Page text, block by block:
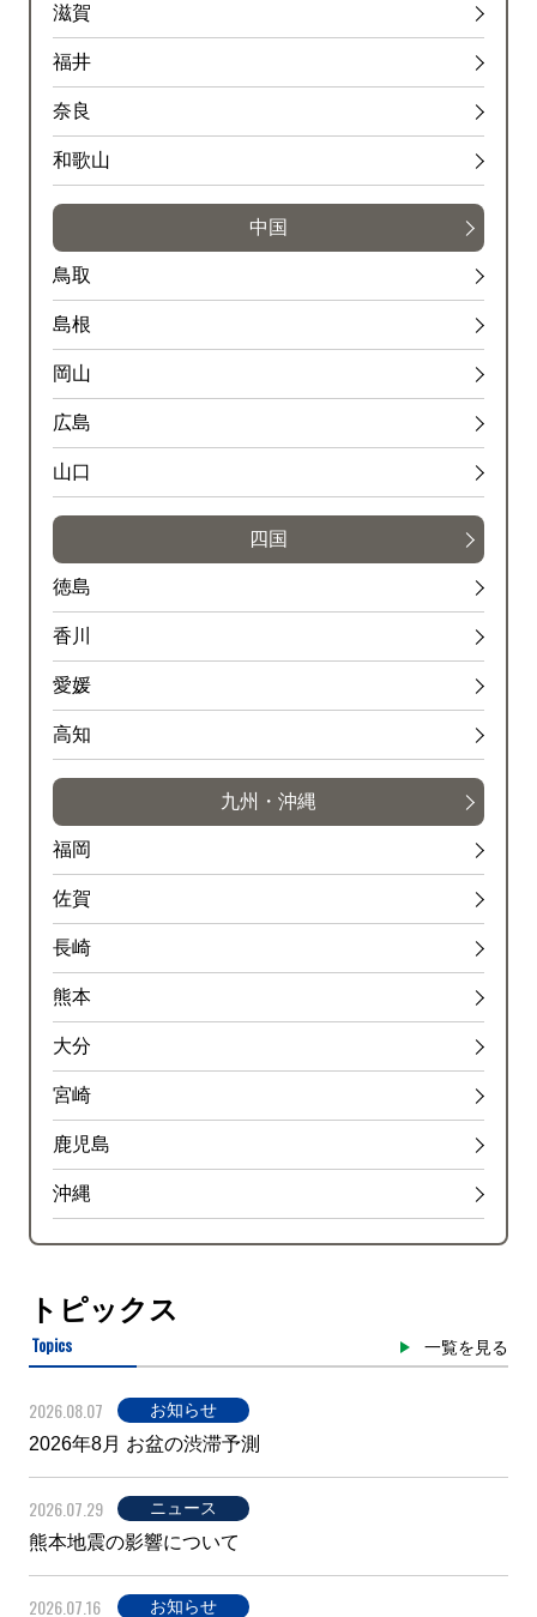
滋賀
福井
奈良
和歌山
中国
鳥取
島根
岡山
広島
山口
四国
徳島
香川
愛媛
高知
九州・沖縄
福岡
佐賀
長崎
熊本
大分
宮崎
鹿児島
沖縄
トピックス
Topics 一覧を見る
2026.08.07 お知らせ
2026年8月 お盆の渋滞予測
2026.07.29 ニュース
熊本地震の影響について
2026.07.16 お知らせ